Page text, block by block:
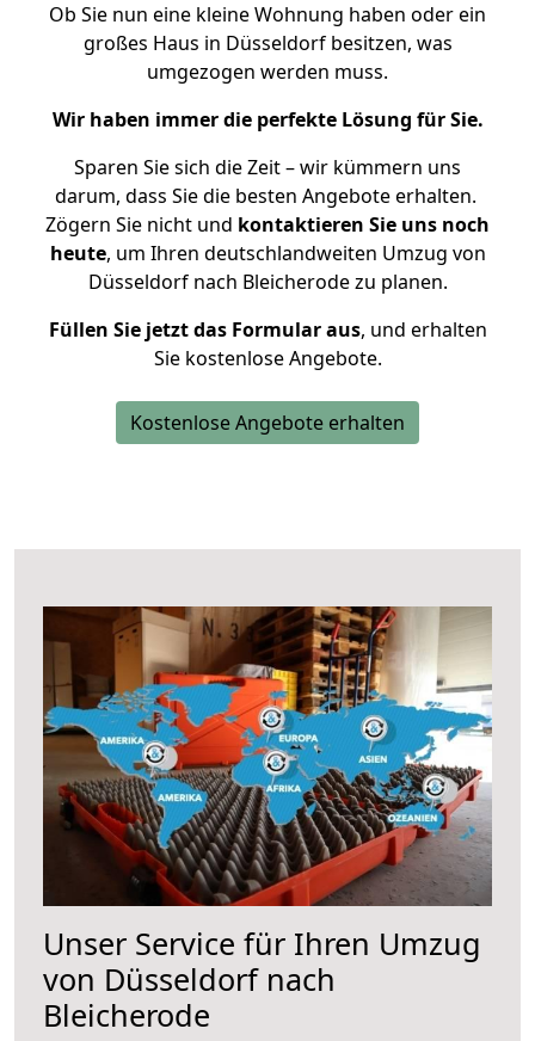
Ob Sie nun eine kleine Wohnung haben oder ein
großes Haus in Düsseldorf besitzen, was
umgezogen werden muss.
Wir haben immer die perfekte Lösung für Sie.
Sparen Sie sich die Zeit – wir kümmern uns
darum, dass Sie die besten Angebote erhalten.
Zögern Sie nicht und kontaktieren Sie uns noch
heute, um Ihren deutschlandweiten Umzug von
Düsseldorf nach Bleicherode zu planen.
Füllen Sie jetzt das Formular aus, und erhalten
Sie kostenlose Angebote.
Kostenlose Angebote erhalten
Unser Service für Ihren Umzug
von Düsseldorf nach
Bleicherode